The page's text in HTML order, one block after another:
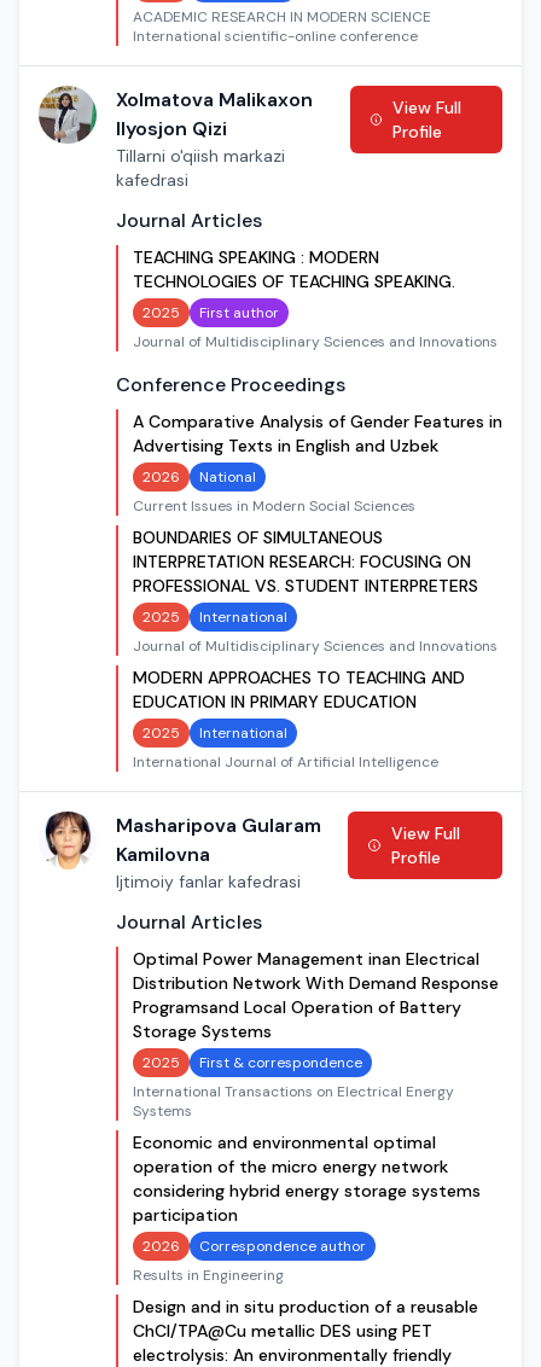
ACADEMIC RESEARCH IN MODERN SCIENCE
International scientific-online conference
Xolmatova Malikaxon
Ilyosjon Qizi
Tillarni o'qiish markazi
kafedrasi
View Full
Profile
Journal Articles
TEACHING SPEAKING : MODERN
TECHNOLOGIES OF TEACHING SPEAKING.
2025
First author
Journal of Multidisciplinary Sciences and Innovations
Conference Proceedings
A Comparative Analysis of Gender Features in
Advertising Texts in English and Uzbek
2026
National
Current Issues in Modern Social Sciences
BOUNDARIES OF SIMULTANEOUS
INTERPRETATION RESEARCH: FOCUSING ON
PROFESSIONAL VS. STUDENT INTERPRETERS
2025
International
Journal of Multidisciplinary Sciences and Innovations
MODERN APPROACHES TO TEACHING AND
EDUCATION IN PRIMARY EDUCATION
2025
International
International Journal of Artificial Intelligence
Masharipova Gularam
Kamilovna
Ijtimoiy fanlar kafedrasi
View Full
Profile
Journal Articles
Optimal Power Management inan Electrical
Distribution Network With Demand Response
Programsand Local Operation of Battery
Storage Systems
2025
First & correspondence
International Transactions on Electrical Energy
Systems
Economic and environmental optimal
operation of the micro energy network
considering hybrid energy storage systems
participation
2026
Correspondence author
Results in Engineering
Design and in situ production of a reusable
ChCl/TPA@Cu metallic DES using PET
electrolysis: An environmentally friendly